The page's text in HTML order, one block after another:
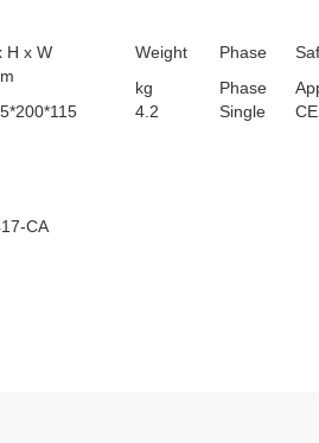
H x W
Weight Phase
kg
Phase
4.2 Single CE